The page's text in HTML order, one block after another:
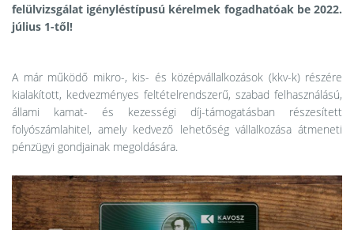
felülvizsgálat igényléstípusú kérelmek fogadhatóak be 2022.
július 1-től!
A már működő mikro-, kis- és középvállalkozások (kkv-k) részére
kialakított, kedvezményes feltételrendszerű, szabad felhasználású,
állami kamat- és kezességi díj-támogatásban részesített
folyószámlahitel, amely kedvező lehetőség vállalkozása átmeneti
pénzügyi gondjainak megoldására.